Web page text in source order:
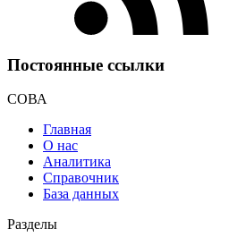
Постоянные ссылки
СОВА
Главная
О нас
Аналитика
Справочник
База данных
Разделы